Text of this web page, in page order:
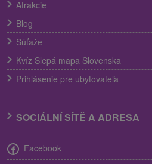
Atrakcie
Blog
Súťaže
Kvíz Slepá mapa Slovenska
Prihlásenie pre ubytovateľa
SOCIÁLNÍ SÍTĚ A ADRESA
Facebook